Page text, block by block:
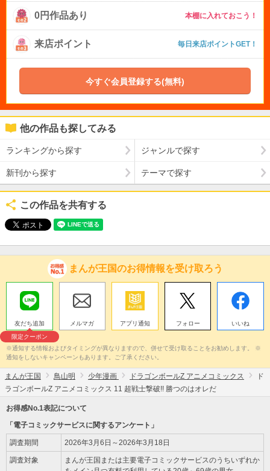
0円作品あり 本棚に入れておこう！
来店ポイント 毎日来店ポイントGET！
今すぐ会員登録する(無料)
他の作品も探してみる
ランキングから探す ジャンルで探す
新刊から探す テーマで探す
この作品を共有する
まんが王国のお得情報を受け取ろう
友だち追加
限定クーポン
メルマガ アプリ通知 フォロー いいね
※通知する情報およびタイミングが異なりますので、併せて受け取ることをお勧めします。 ※
通知をしないキャンペーンもあります。ご了承ください。
まんが王国 鳥山明 少年漫画 ドラゴンボールZ アニメコミックス
ド
ラゴンボールZ アニメコミックス 11 超戦士撃破!! 勝つのはオレだ
お得感No.1表記について
「電子コミックサービスに関するアンケート」
調査期間 2026年3月6日～2026年3月18日
調査対象
まんが王国または主要電子コミックサービスのうちいずれか